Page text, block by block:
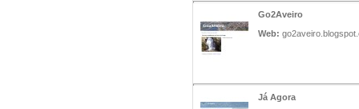
Go2Aveiro
Web:
Já Agora